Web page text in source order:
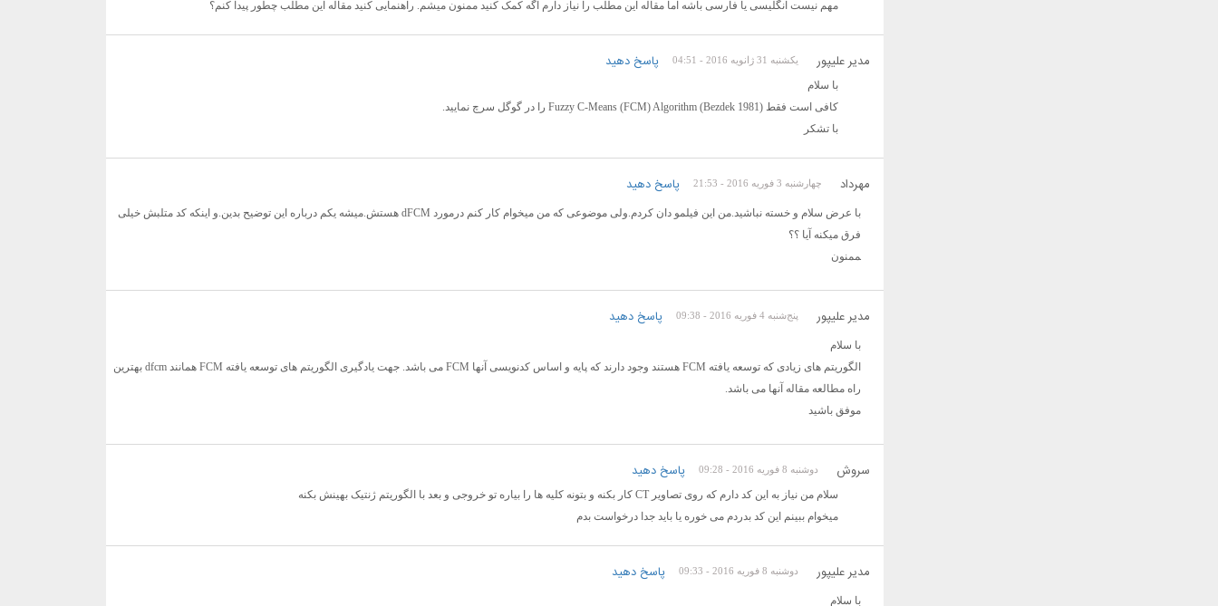
مهم نیست انگلیسی یا فارسی باشه اما مقاله این مطلب را نیاز دارم اگه کمک کنید ممنون میشم. راهنمایی کنید مقاله این مطلب چطور پیدا کنم؟
مدیر علیپور یکشنبه 31 ژانویه 2016 - 04:51 پاسخ دهید
با سلام
کافی است فقط Fuzzy C-Means (FCM) Algorithm (Bezdek 1981) را در گوگل سرچ نمایید.
با تشکر
مهرداد چهارشنبه 3 فوریه 2016 - 21:53 پاسخ دهید
با عرض سلام و خسته نباشید.من این فیلمو دان کردم.ولی موضوعی که من میخوام کار کنم درمورد dFCM هستش.میشه یکم درباره این توضیح بدین.و اینکه کد متلبش خیلی
فرق میکنه آیا ؟؟
‍‍‍ممنون
مدیر علیپور پنج‌شنبه 4 فوریه 2016 - 09:38 پاسخ دهید
با سلام
الگوریتم های زیادی که توسعه یافته FCM هستند وجود دارند که پایه و اساس کدنویسی آنها FCM می باشد. جهت یادگیری الگوریتم های توسعه یافته FCM همانند dfcm بهترین
راه مطالعه مقاله آنها می باشد.
موفق باشید
سروش دوشنبه 8 فوریه 2016 - 09:28 پاسخ دهید
سلام من نیاز به این کد دارم که روی تصاویر CT کار بکنه و بتونه کلیه ها را بیاره تو خروجی و بعد با الگوریتم ژنتیک بهینش بکنه
میخوام ببینم این کد بدردم می خوره یا باید جدا درخواست بدم
مدیر علیپور دوشنبه 8 فوریه 2016 - 09:33 پاسخ دهید
با سلام